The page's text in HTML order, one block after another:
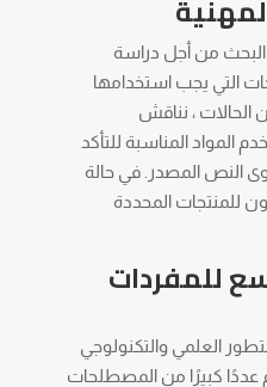
البحث من أجل دراسة
التي يجب استخدامها
الحالات ، نناقش
المواد المناسبة للتأكد
النص المصدر. في حالة
للمنتجات المحددة
للمفردات
العلمي والتكنولوجي
عددًا كبيرًا من المصطلحات